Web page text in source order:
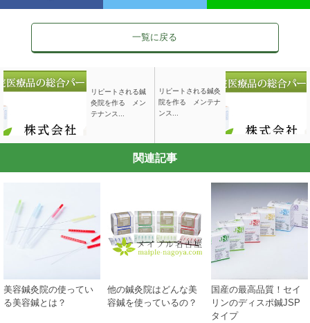
一覧に戻る
リピートされる鍼
灸院を作る メン
テナンス...
リピートされる鍼灸
院を作る メンテナ
ンス...
関連記事
美容鍼灸院の使ってい
る美容鍼とは？
他の鍼灸院はどんな美
容鍼を使っているの？
国産の最高品質！セイ
リンのディスポ鍼JSP
タイプ